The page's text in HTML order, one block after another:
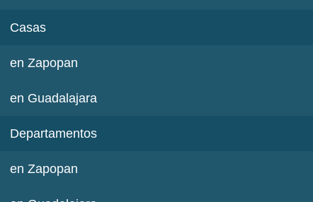
Casas
en Zapopan
en Guadalajara
Departamentos
en Zapopan